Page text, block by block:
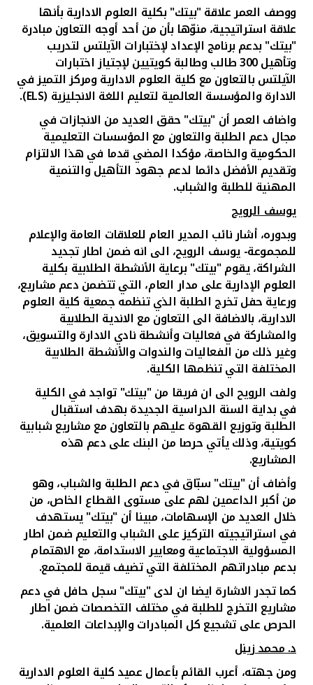
ووصف العمر علاقة"بيتك" بكلية العلوم الادارية بأنها
علاقة استراتيجية، منوّها بأن من أحد أوجه التعاون مبادرة
"بيتك" بدعم برنامج الإعداد لإختبارات الآيلتس لتدريب
وتأهيل 300 طالب وطالبة كويتيين لإجتياز اختبارات
الآيلتس بالتعاون مع كلية العلوم الادارية ومركز التميز في
الادارة والمؤسسة العالمية لتعليم اللغة الانجليزية (ELS)
.
واضاف العمر أن "بيتك" حقق العديد من الانجازات في
مجال دعم الطلبة والتعاون مع المؤسسات التعليمية
الحكومية والخاصة، مؤكدا المضي قدما في هذا الالتزام
وتقديم الأفضل دائما لدعم جهود التأهيل والتنمية
المهنية للطلبة والشباب.
يوسف الرويح
وبدوره، أشار نائب المدير العام للعلاقات العامة والإعلام
للمجموعة- يوسف الرويح، الى انه ضمن اطار تجديد
الشراكة، يقوم "بيتك" برعاية الأنشطة الطلابية بكلية
العلوم الإدارية على مدار العام، التي تتضمن دعم مشاريع،
ورعاية حفل تخرج الطلبة الذي تنظمه جمعية كلية العلوم
الادارية، بالاضافة الى التعاون مع الاندية الطلابية
والمشاركة في فعاليات وأنشطة نادي الادارة والتسويق،
وغير ذلك من الفعاليات والندوات والأنشطة الطلابية
المختلفة التي تنظمها الكلية.
ولفت الرويح الى ان فريقا من "بيتك" تواجد في الكلية
في بداية السنة الدراسية الجديدة بهدف استقبال
الطلبة وتوزيع القهوة عليهم بالتعاون مع مشاريع شبابية
كويتية، وذلك يأتي حرصا من البنك على دعم هذه
المشاريع.
وأضافأن "بيتك" سبّاق في دعم الطلبة والشباب، وهو
من أكبر الداعمين لهم على مستوى القطاع الخاص، من
خلال العديد من الإسهامات، مبينا أن "بيتك" يستهدف
في استراتيجيته التركيز على الشباب والتعليم ضمن اطار
المسؤولية الاجتماعية ومعايير الاستدامة، مع الاهتمام
بدعم مبادراتهم المختلفة التي تضيف قيمة للمجتمع.
كما تجدر الاشارة ايضا ان لدى "بيتك" سجل حافل في دعم
مشاريع التخرج للطلبة في مختلف التخصصات ضمن اطار
الحرص على تشجيع كل المبادرات والإبداعات العلمية.
د. محمد زينل
ومن جهته، أعرب القائم بأعمال عميد كلية العلوم الادارية